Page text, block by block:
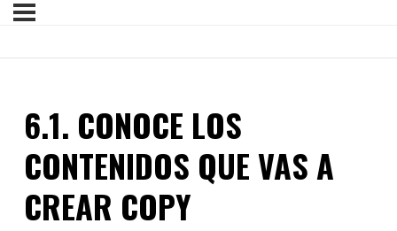
6.1. CONOCE LOS
CONTENIDOS QUE VAS A
CREAR COPY